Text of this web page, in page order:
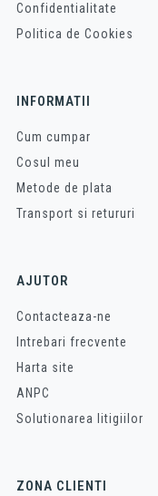
Confidentialitate
Politica de Cookies
INFORMATII
Cum cumpar
Cosul meu
Metode de plata
Transport si retururi
AJUTOR
Contacteaza-ne
Intrebari frecvente
Harta site
ANPC
Solutionarea litigiilor
ZONA CLIENTI